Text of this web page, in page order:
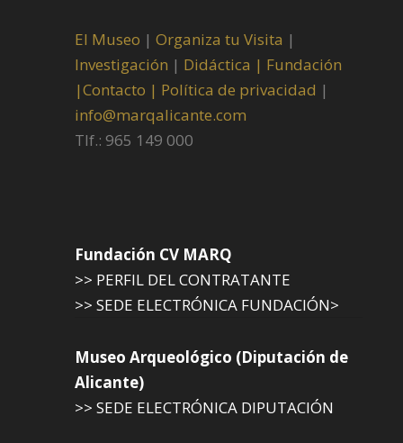
El Museo | Organiza tu Visita |
Investigación | Didáctica | Fundación
|Contacto | Política de privacidad |
info@marqalicante.com
Tlf.: 965 149 000
Fundación CV MARQ
>> PERFIL DEL CONTRATANTE
>> SEDE ELECTRÓNICA FUNDACIÓN>
Museo Arqueológico (Diputación de
Alicante)
>> SEDE ELECTRÓNICA DIPUTACIÓN